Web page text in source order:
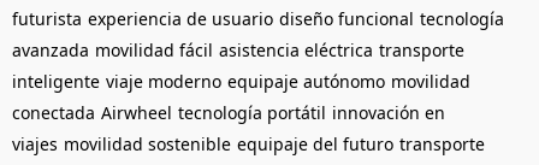
futurista experiencia de usuario diseño funcional tecnología
avanzada movilidad fácil asistencia eléctrica transporte
inteligente viaje moderno equipaje autónomo movilidad
conectada Airwheel tecnología portátil innovación en
viajes movilidad sostenible equipaje del futuro transporte